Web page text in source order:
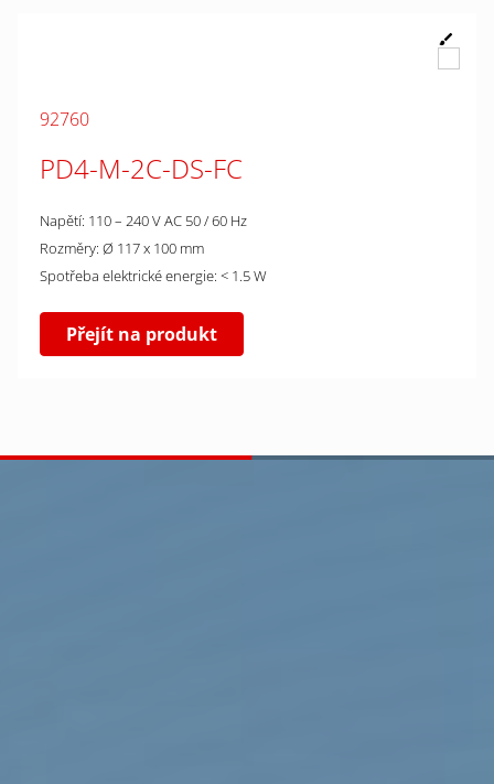
92760
PD4-M-2C-DS-FC
Napětí: 110 – 240 V AC 50 / 60 Hz
Rozměry: Ø 117 x 100 mm
Spotřeba elektrické energie: < 1.5 W
Přejít na produkt